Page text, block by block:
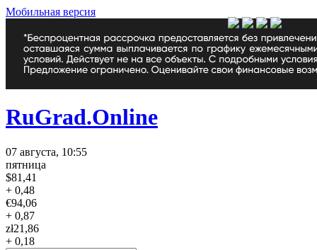
Мобильная версия
RuGrad.Online
07 августа, 10:55
пятница
$81,41
+ 0,48
€94,06
+ 0,87
zł21,86
+ 0,18